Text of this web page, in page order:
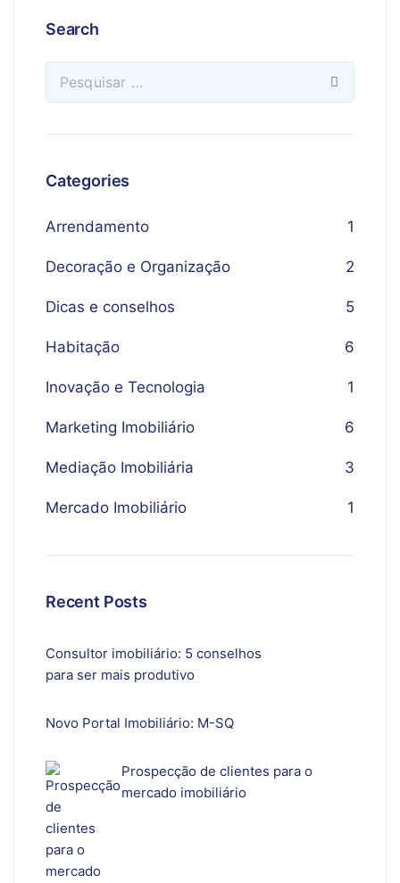
Search
Categories
Arrendamento 1
Decoração e Organização 2
Dicas e conselhos 5
Habitação 6
Inovação e Tecnologia 1
Marketing Imobiliário 6
Mediação Imobiliária 3
Mercado Imobiliário 1
Recent Posts
Consultor imobiliário: 5 conselhos
para ser mais produtivo
Novo Portal Imobiliário: M-SQ
Prospecção de clientes para o
mercado imobiliário